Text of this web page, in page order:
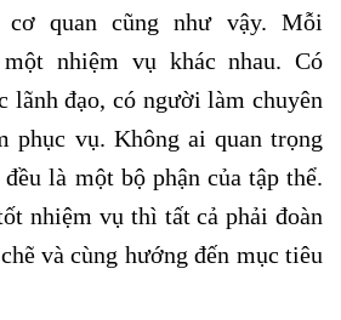
cơ quan cũng như vậy. Mỗi
nhiệm vụ khác nhau. Có
lãnh đạo, có người làm chuyên
phục vụ. Không ai quan trọng
là một bộ phận của tập thể.
nhiệm vụ thì tất cả phải đoàn
và cùng hướng đến mục tiêu